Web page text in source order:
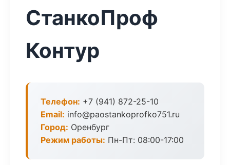
СтанкоПроф
Контур
Телефон: +7 (941) 872-25-10
Email: info@paostankoprofko751.ru
Город: Оренбург
Режим работы: Пн-Пт: 08:00-17:00